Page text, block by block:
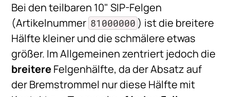
Bei den teilbaren 10" SIP-Felgen
(Artikelnummer 81000000 ) ist die breitere
Hälfte kleiner und die schmälere etwas
größer. Im Allgemeinen zentriert jedoch die
breitereFelgenhälfte, da der Absatz auf
der Bremstrommel nur diese Hälfte mit